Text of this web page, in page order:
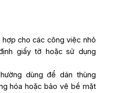
hợp cho các công việc nhỏ
giấy tờ hoặc sử dụng
dùng để dán thùng
hóa hoặc bảo vệ bề mặt